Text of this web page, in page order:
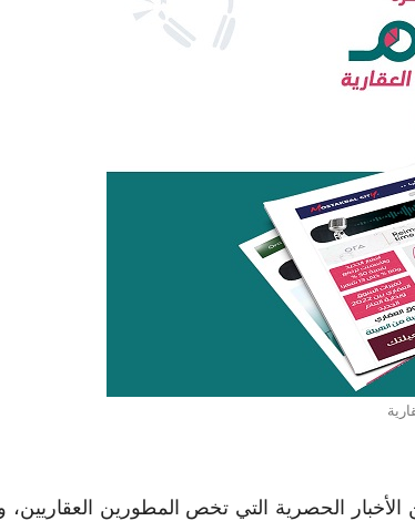
الأخبار الحصرية التي تخص المطورين العقاريين،